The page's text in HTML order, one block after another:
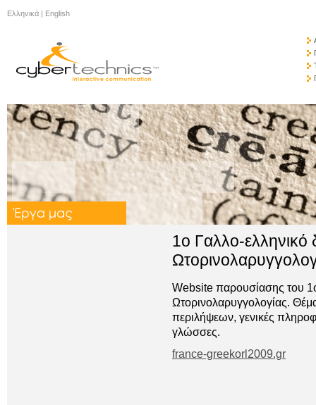
Ελληνικά | English
1o Γαλλο-ελληνικό
Website παρουσίασης του
Ωτορινολαρυγγολογίας.
περιλήψεων, γενικές
γλώσσες.
france-greekorl2009.gr